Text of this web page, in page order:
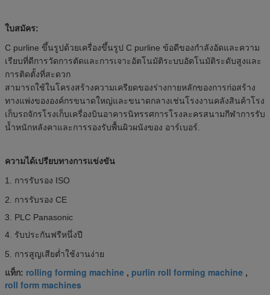
ใบสมัคร:
C purline ขึ้นรูปด้วยเครื่องขึ้นรูป C purline ข้อดีของกำลังอัดและความ
เรียบที่ดีการวัดการตัดและการเจาะอัตโนมัติระบบอัตโนมัติระดับสูงและ
การติดตั้งที่สะดวก
สามารถใช้ในโครงสร้างความเครียดของร่างกายหลักของการก่อสร้าง
ทางแพ่งขององค์กรขนาดใหญ่และขนาดกลางเช่นโรงงานคลังสินค้าโรง
เก็บรถจักรโรงเก็บเครื่องบินอาคารนิทรรศการโรงละครสนามกีฬาการรับ
น้ำหนักหลังคาและการรองรับพื้นผิวผนังของ อาร์เบอร์.
ความได้เปรียบทางการแข่งขัน
1. การรับรอง ISO
2. การรับรอง CE
3. PLC Panasonic
4. รับประกันฟรีหนึ่งปี
5. การสูญเสียต่ำใช้งานง่าย
แท็ก: rolling forming machine , purlin roll forming machine ,
roll form machines